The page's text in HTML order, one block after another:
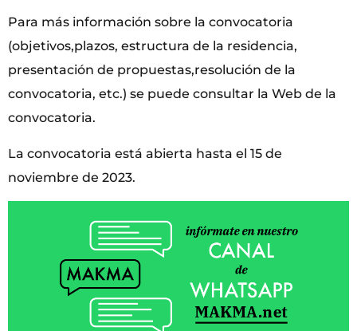
Para más información sobre la convocatoria
(objetivos,plazos, estructura de la residencia,
presentación de propuestas,resolución de la
convocatoria, etc.) se puede consultar la Web de la
convocatoria.
La convocatoria está abierta hasta el 15 de
noviembre de 2023.